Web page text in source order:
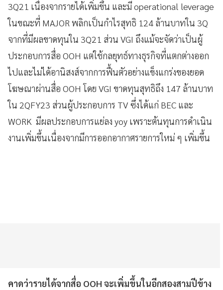
3Q21 เนื่องจากรายได้เพิ่มขึ้น และมี operational leverage
ในขณะที่ MAJOR พลิกเป็นกำไรสุทธิ 124 ล้านบาทใน 3Q
จากที่มีผลขาดทุนใน 3Q21 ส่วน VGI ถึงแม้จะจัดว่าเป็นผู้
ประกอบการสื่อ OOH แต่ใช้กลยุทธ์ทางธุรกิจที่แตกต่างออก
ไปและไม่ได้อานิสงส์จากการฟื้นตัวอย่างแข็งแกร่งของยอด
โฆษณาผ่านสื่อ OOH โดย VGI ขาดทุนสุทธิถึง 147 ล้านบาท
ใน 2QFY23 ส่วนผู้ประกอบการ TV ซึ่งได้แก่ BEC และ
WORK มีผลประกอบการแย่ลง yoy เพราะต้นทุนการดำเนิน
งานเพิ่มขึ้นเนื่องจากมีการออกอากาศรายการใหม่ ๆ เพิ่มขึ้น
คาดว่ารายได้จากสื่อ OOH จะเพิ่มขึ้นในอีกสองสามปีข้าง